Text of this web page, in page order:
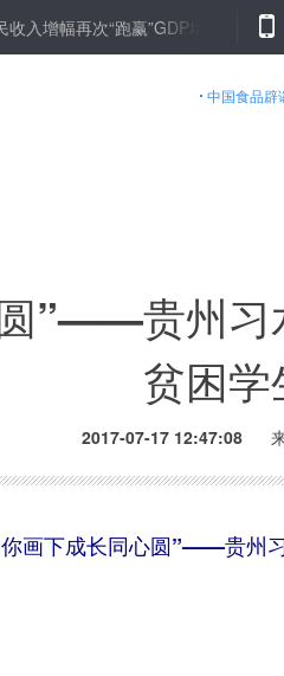
次“跑赢”GDP增速 第十届“汉语
中国食品辟
”——贵州习
贫困学
2017-07-17 12:47:08
画下成长同心圆”——贵州